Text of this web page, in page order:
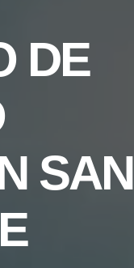
DE
SAN